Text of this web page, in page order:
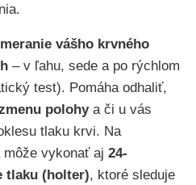
meranie vášho krvného
– v ľahu, sede a po rýchlom
test). Pomáha odhaliť,
polohya či u vás
tlaku krvi. Na
vykonať aj 24-
tlaku (holter), ktoré sleduje